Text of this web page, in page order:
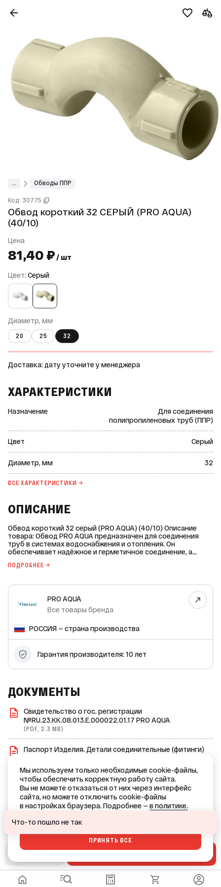
Обводы ППР
Код: 30775
Обвод короткий 32 СЕРЫЙ (PRO AQUA)
(40/10)
Цена
81,40 ₽ / шт
Цвет: Серый
Диаметр, мм
20 25 32
Доставка: дату уточните у менеджера
ХАРАКТЕРИСТИКИ
Назначение
Для соединения
полипропиленовых труб (ППР)
Цвет Серый
Диаметр, мм 32
ВСЕ ХАРАКТЕРИСТИКИ →
ОПИСАНИЕ
Обвод короткий 32 серый (PRO AQUA) (40/10) Описание
товара: Обвод PRO AQUA предназначен для соединения
труб в системах водоснабжения и отопления. Он
обеспечивает надёжное и герметичное соединение, а
трубопровода. Основные характеристики: * Диаметр: 32
полипропилен PPR-100 тип 3; * Цвет: серый; * Рабочее
давление (PN): 25 bar; * Максимальная температура
рабочей среды: +95 °C; * Минимальная температура
хранения: –30 °C; * Температура плавления: >146 °C. Обвод
соответствует ГОСТ 32415-2013 и имеет группу горючести
Г4. Монтаж обвода должен производиться при
температуре не ниже +5 °C. Настроечная рабочая
температура сварочного аппарата — +260 °C. Минимальное
остывания после сварки — 240 секунд. Срок службы
лет.
ПОДРОБНЕЕ →
PRO AQUA
Все товары бренда
РОССИЯ — страна производства
Гарантия производителя: 10 лет
ДОКУМЕНТЫ
Свидетельство о гос. регистрации
№RU.23.KK.08.013.E.000022.01.17 PRO AQUA
(PDF, 2.3 MB)
Паспорт Изделия. Детали соединительные (фитинги)
(PDF, 2.0 MB)
Сертификат дилера Pro Aqua
(PDF, 1.7 MB)
Ваш город — Краснодар?
Мы используем только необходимые cookie-файлы,
чтобы обеспечить корректную работу сайта.
Вы не можете отказаться от них через интерфейс
сайта, но можете отключить cookie-файлы
в настройках браузера. Подробнее — в политике.
ПРИНЯТЬ ВСЕ
Что-то пошло не так